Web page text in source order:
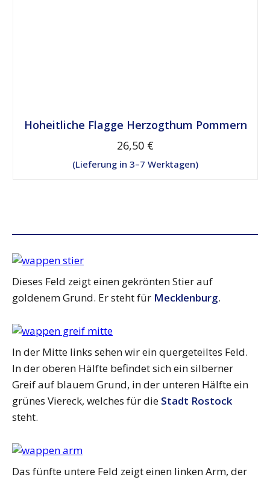
Hoheitliche Flagge Herzogthum Pommern
26,50 €
Lieferung in 3–7 Werktagen
Dieses Feld zeigt einen gekrönten Stier auf
goldenem Grund. Er steht für Mecklenburg.
In der Mitte links sehen wir ein quergeteiltes Feld.
In der oberen Hälfte befindet sich ein silberner
Greif auf blauem Grund, in der unteren Hälfte ein
grünes Viereck, welches für die Stadt Rostock
steht.
Das fünfte untere Feld zeigt einen linken Arm, der